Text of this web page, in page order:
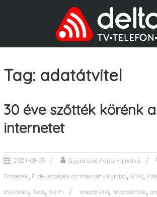
Tag: adatátvitel
30 éve szőtték körénk
internetet
2021-08-09 Gyurászné Papp Hajnalka
Emberek, Érdekességek az internet világából, GYIK,
távközlés, Tech, Wi-Fi adatátvitel, adatbázisok,